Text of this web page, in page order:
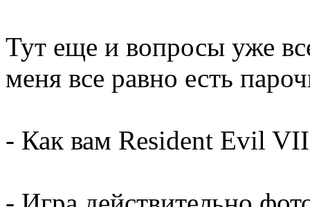
Тут еще и вопросы уже
меня все равно есть
- Как вам Resident Evil